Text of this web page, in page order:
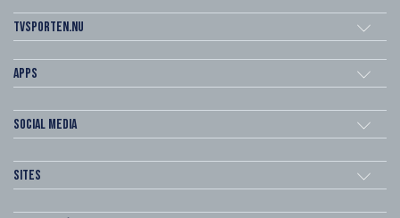
Tvsporten.nu
Apps
Social Media
Sites